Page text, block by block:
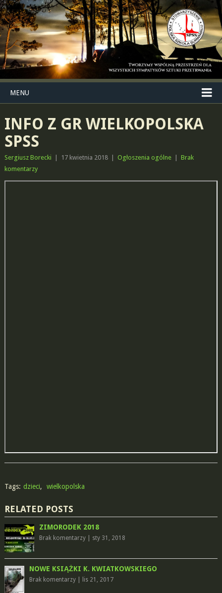
MENU
INFO Z GR WIELKOPOLSKA
SPSS
Sergiusz Borecki 17 kwietnia 2018 Ogłoszenia ogólne
Brak
komentarzy
Tags: dzieci, wielkopolska
RELATED POSTS
ZIMORODEK 2018
Brak komentarzy| sty 31, 2018
NOWE KSIĄŻKI K. KWIATKOWSKIEGO
Brak komentarzy| lis 21, 2017